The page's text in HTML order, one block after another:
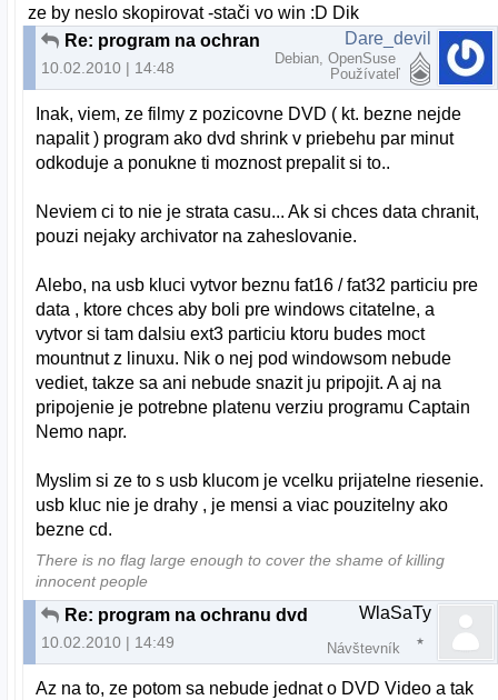
ze by neslo skopirovat -stači vo win :D Dik
Re: program na ochranu dvd
10.02.2010 | 14:48
Dare_devil
Debian, OpenSuse
Používateľ
Inak, viem, ze filmy z pozicovne DVD ( kt. bezne nejde
napalit ) program ako dvd shrink v priebehu par minut
odkoduje a ponukne ti moznost prepalit si to..
Neviem ci to nie je strata casu... Ak si chces data chranit,
pouzi nejaky archivator na zaheslovanie.
Alebo, na usb kluci vytvor beznu fat16 / fat32 particiu pre
data , ktore chces aby boli pre windows citatelne, a
vytvor si tam dalsiu ext3 particiu ktoru budes moct
mountnut z linuxu. Nik o nej pod windowsom nebude
vediet, takze sa ani nebude snazit ju pripojit. A aj na
pripojenie je potrebne platenu verziu programu Captain
Nemo napr.
Myslim si ze to s usb klucom je vcelku prijatelne riesenie.
usb kluc nie je drahy , je mensi a viac pouzitelny ako
bezne cd.
There is no flag large enough to cover the shame of killing
innocent people
Re: program na ochranu dvd
10.02.2010 | 14:49
WlaSaTy
Návštevník
Az na to, ze potom sa nebude jednat o DVD Video a tak